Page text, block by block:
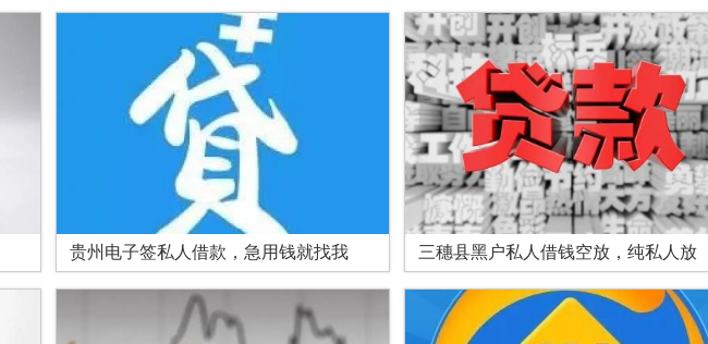
贵州电子签私人借款，急用钱就找我 三穗县黑户私人借钱空放，纯私人放